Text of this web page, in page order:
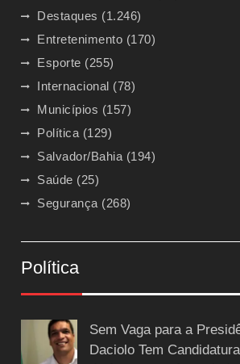
Destaques (1.246)
Entretenimento (170)
Esporte (255)
Internacional (78)
Municípios (157)
Política (129)
Salvador/Bahia (194)
Saúde (25)
Segurança (268)
Política
Sem Vaga para a
Daciolo Tem